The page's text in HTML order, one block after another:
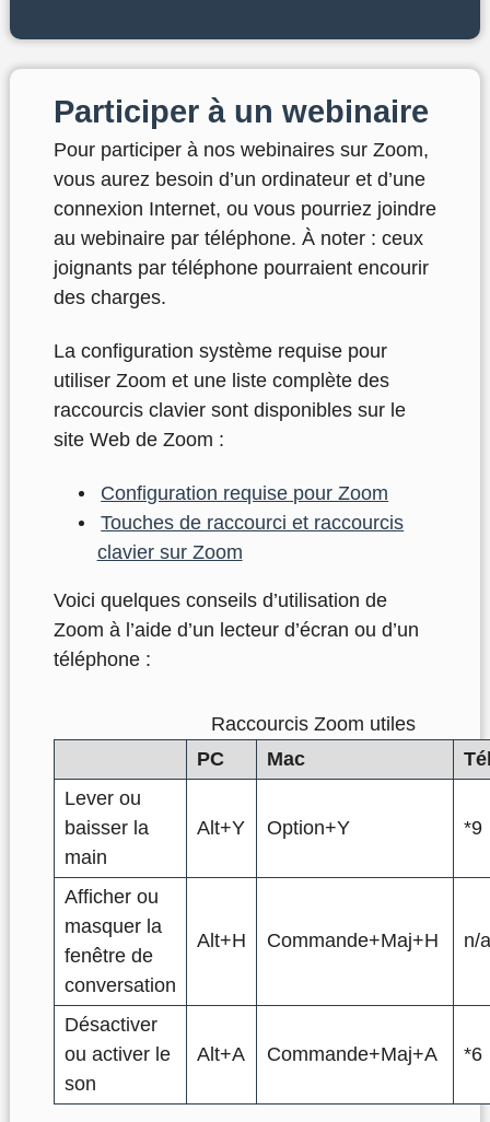
Participer à un webinaire
Pour participer à nos webinaires sur Zoom,
vous aurez besoin d’un ordinateur et d’une
connexion Internet, ou vous pourriez joindre
au webinaire par téléphone. À noter : ceux
joignants par téléphone pourraient encourir
des charges.
La configuration système requise pour
utiliser Zoom et une liste complète des
raccourcis clavier sont disponibles sur le
site Web de Zoom :
Configuration requise pour Zoom
Touches de raccourci et raccourcis
clavier sur Zoom
Voici quelques conseils d’utilisation de
Zoom à l’aide d’un lecteur d’écran ou d’un
téléphone :
Raccourcis Zoom utiles
PC
Mac
Lever ou
baisser la
main
Alt+Y Option+Y *9
Afficher ou
masquer la
fenêtre de
conversation
Alt+H Commande+Maj+H n/a
Désactiver
ou activer le
son
Alt+A Commande+Maj+A *6